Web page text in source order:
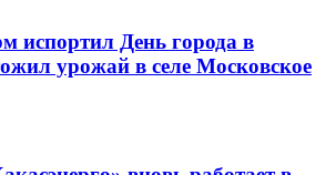
испортил День города в
урожай в селе Московское